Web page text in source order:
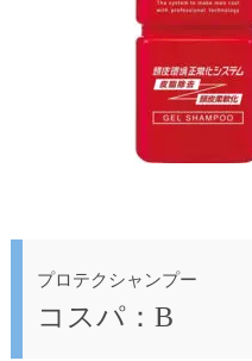
プロテクシャンプー
コスパ：B